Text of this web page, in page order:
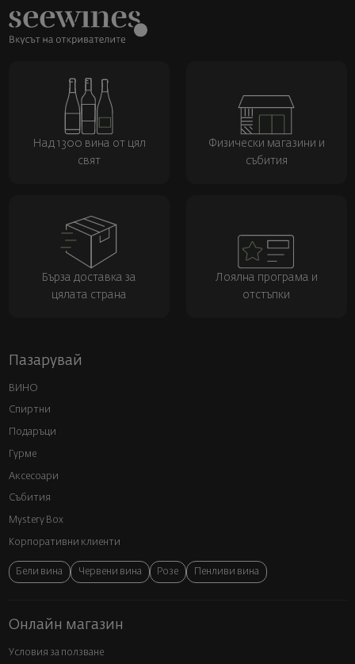
Над 1300 вина от цял
свят
Физически магазини и
събития
Бърза доставка за
цялата страна
Лоялна програма и
отстъпки
Пазарувай
ВИНО
Спиртни
Подаръци
Гурме
Аксесоари
Събития
Mystery Box
Корпоративни клиенти
Бели вина Червени вина Розе Пенливи вина
Онлайн магазин
Условия за ползване